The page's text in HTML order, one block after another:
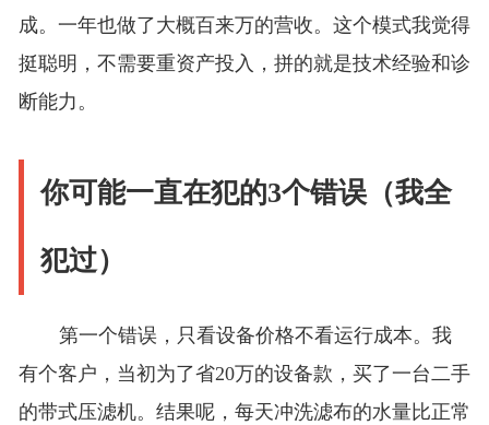
成。一年也做了大概百来万的营收。这个模式我觉得
挺聪明，不需要重资产投入，拼的就是技术经验和诊
断能力。
你可能一直在犯的3个错误（我全
犯过）
第一个错误，只看设备价格不看运行成本。我
有个客户，当初为了省20万的设备款，买了一台二手
的带式压滤机。结果呢，每天冲洗滤布的水量比正常